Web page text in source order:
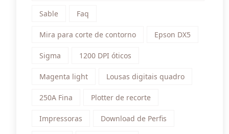
Sable Faq
Mira para corte de contorno Epson DX5
Sigma 1200 DPI óticos
Magenta light Lousas digitais quadro
250A Fina Plotter de recorte
Impressoras Download de Perfis